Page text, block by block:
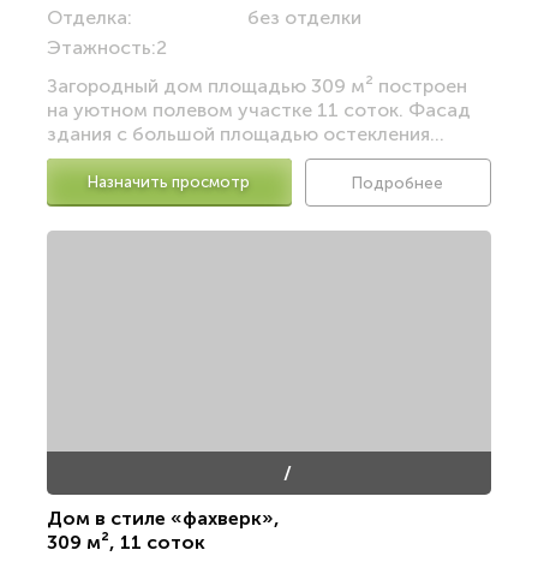
Отделка:
без отделки
Этажность:2
Загородный дом площадью 309 м² построен
на уютном полевом участке 11 соток. Фасад
здания с большой площадью остекления...
Назначить просмотр Подробнее
/
Дом в стиле «фахверк»,
309 м², 11 соток